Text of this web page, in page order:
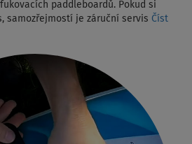
paddleboardů. Pokud si
samozřejmostí je záruční servis Číst